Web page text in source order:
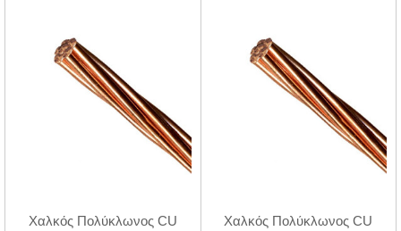
Χαλκός Πολύκλωνος CU
Χαλκός Πολύκλωνος CU